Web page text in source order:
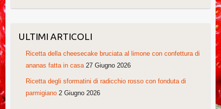
ULTIMI ARTICOLI
Ricetta della cheesecake bruciata al limone con confettura di
ananas fatta in casa 27 Giugno 2026
Ricetta degli sformatini di radicchio rosso con fonduta di
parmigiano 2 Giugno 2026